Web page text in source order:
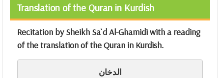
Translation of the Quran in Kurdish
Recitation by Sheikh Sa`d Al-Ghamidi with a reading
of the translation of the Quran in Kurdish.
الدخان